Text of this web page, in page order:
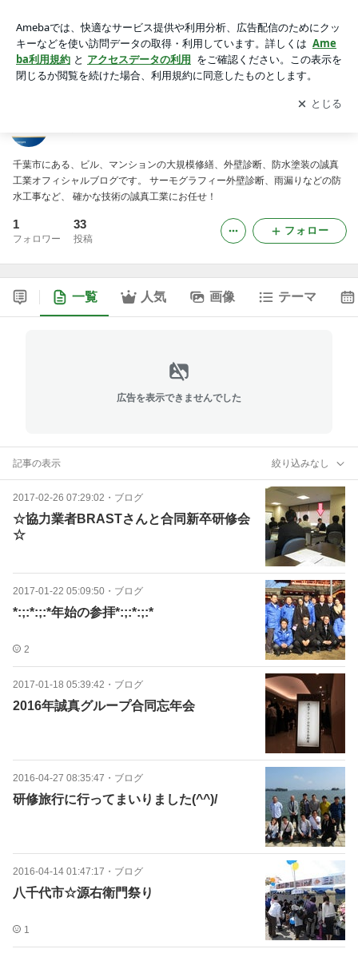
アプリをダウンロードして ブログの更新通知
を受け取りまし
ょう。
開く
千葉市にある、ビル、マンションの大規模修繕、外壁診断、防水塗装の誠真
工業オフィシャルブログです。 サーモグラフィー外壁診断、雨漏りなどの防
水工事など、 確かな技術の誠真工業にお任せ！
1
フォロワー
33
投稿
フォロー
一覧 人気 画像 テーマ
広告を表示できませんでした
記事の表示 絞り込みなし
2017-02-26 07:29:02 ・ ブログ
☆協力業者BRASTさんと合同新卒研修会
☆
2017-01-22 05:09:50 ・ ブログ
*:;:*:;:*年始の参拝*:;:*:;:*
2
2017-01-18 05:39:42 ・ ブログ
2016年誠真グループ合同忘年会
2016-04-27 08:35:47 ・ ブログ
研修旅行に行ってまいりました(^^)/
2016-04-14 01:47:17 ・ ブログ
八千代市☆源右衛門祭り
1